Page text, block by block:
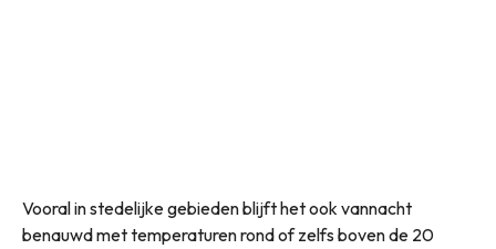
Vooral in stedelijke gebieden blijft het ook vannacht
benauwd met temperaturen rond of zelfs boven de 20